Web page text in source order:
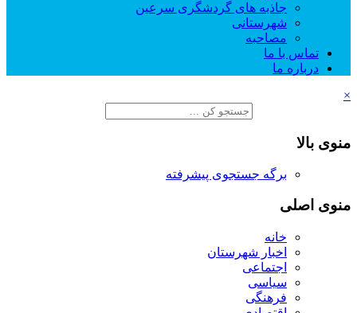
جاذبه های گردشگری سرعین
شهرستانی
مصاحبه
تماس با ما
درباره ما
×
منوی بالا
برگه جستجوی پیشرفته
منوی اصلی
خانه
اخبار شهرستان
اجتماعی
سیاسی
فرهنگی